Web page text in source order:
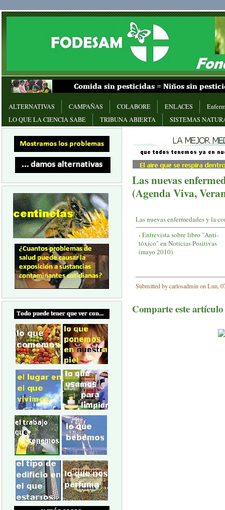
ALTERNATIVAS CAMPAÑAS COLABORE ENLACES
LO QUE LA CIENCIA SABE
TRIBUNA ABIERTA SISTEMAS
Las nuevas
(Agenda Viva,
Las nuevas enfermedades y la
‹ Entrevista sobre libro "Anti-
tóxico" en Noticias Positivas
(mayo 2010)
Submitted by carlosadmin on Lun,
Comparte este artículo